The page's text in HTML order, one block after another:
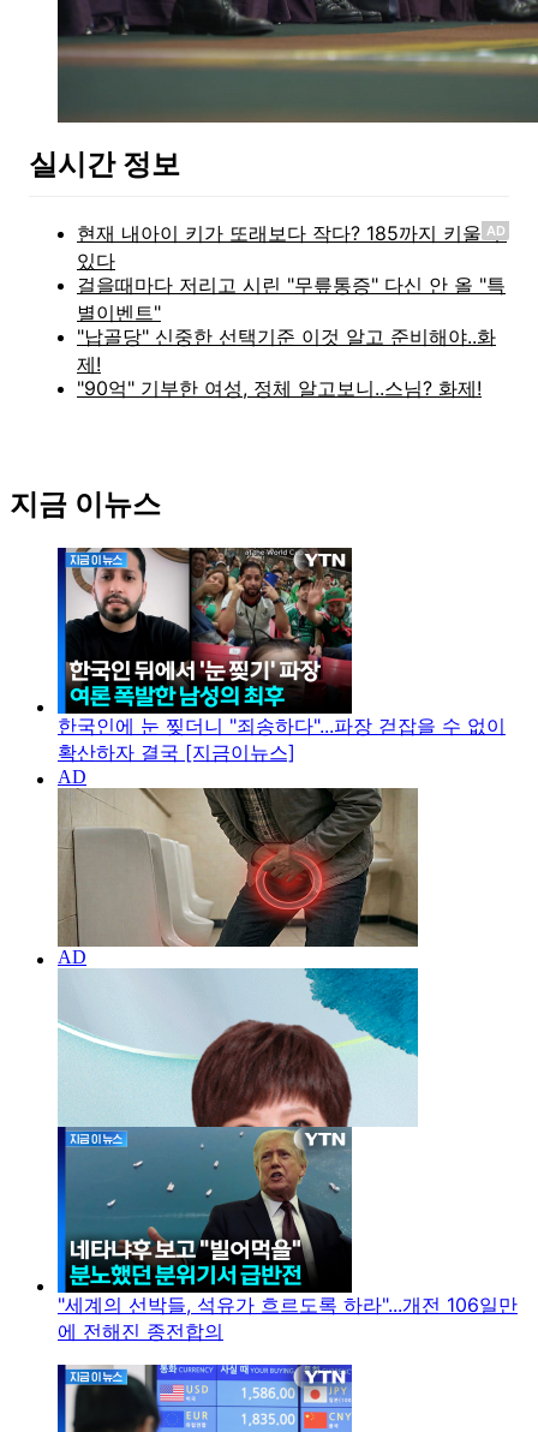
실시간 정보
AD
지금 이뉴스
한국인에 눈 찢더니 "죄송하다"...파장 걷잡을 수 없이
확산하자 결국 [지금이뉴스]
"세계의 선박들, 석유가 흐르도록 하라"...개전 106일만
에 전해진 종전합의